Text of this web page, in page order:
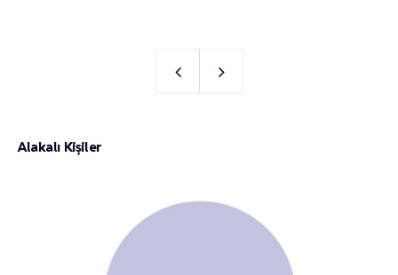
Alakalı Kişiler